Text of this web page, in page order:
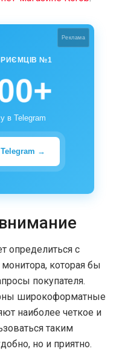
Реклама
№1
в Telegram
→
определиться с
которая бы
покупателя.
широкоформатные
наиболее четкое и
таким
но и приятно.